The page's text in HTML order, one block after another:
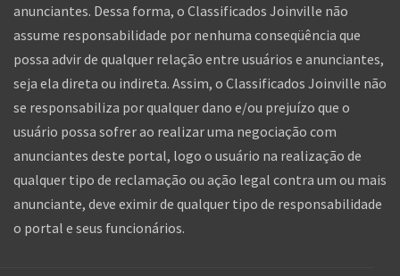
anunciantes. Dessa forma, o Classificados Joinville não
assume responsabilidade por nenhuma conseqüência que
possa advir de qualquer relação entre usuários e anunciantes,
seja ela direta ou indireta. Assim, o Classificados Joinville não
se responsabiliza por qualquer dano e/ou prejuízo que o
usuário possa sofrer ao realizar uma negociação com
anunciantes deste portal, logo o usuário na realização de
qualquer tipo de reclamação ou ação legal contra um ou mais
anunciante, deve eximir de qualquer tipo de responsabilidade
o portal e seus funcionários.